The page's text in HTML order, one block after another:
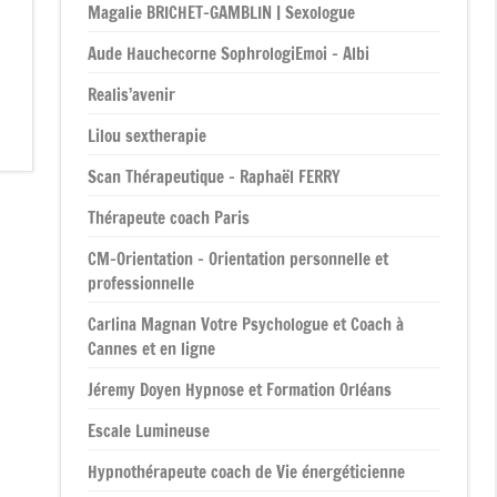
Magalie BRICHET-GAMBLIN | Sexologue
Aude Hauchecorne SophrologiEmoi – Albi
Realis’avenir
Lilou sextherapie
Scan Thérapeutique – Raphaël FERRY
Thérapeute coach Paris
CM-Orientation – Orientation personnelle et
professionnelle
Carlina Magnan Votre Psychologue et Coach à
Cannes et en ligne
Jéremy Doyen Hypnose et Formation Orléans
Escale Lumineuse
Hypnothérapeute coach de Vie énergéticienne